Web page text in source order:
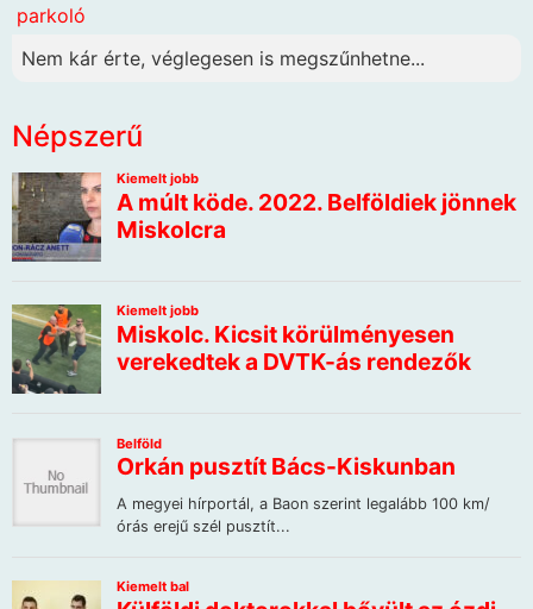
parkoló
Nem kár érte, véglegesen is megszűnhetne...
Népszerű